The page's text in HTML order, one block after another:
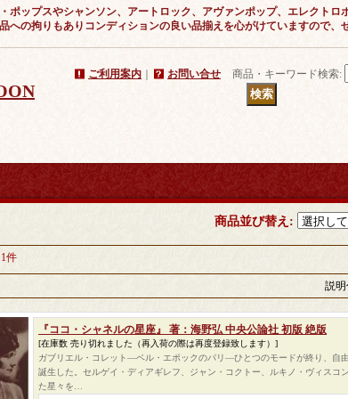
ポップスやシャンソン、アートロック、アヴァンポップ、エレクトロ
の拘りもありコンディションの良い品揃えを心がけていますので、
ご利用案内 お問い合せ 商品・キーワード検索:
商品並び替え :
1件
説
『ココ・シャネルの星座』 著：海野弘 中央公論社 初版 絶版
[在庫数 売り切れました（再入荷の際は再度登録致します）]
ガブリエル・コレット―ベル・エポックのパリ―ひとつのモードが終り、自
誕生した。セルゲイ・ディアギレフ、ジャン・コクトー、ルキノ・ヴィスコ
た星々を…